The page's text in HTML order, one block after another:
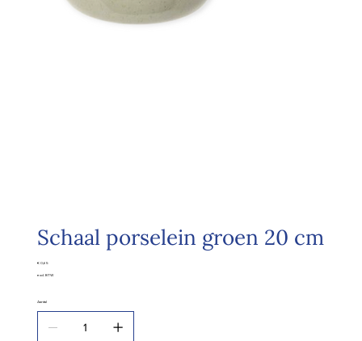
Schaal porselein groen 20 cm
Prijs
€ 0,65
excl. BTW
Aantal